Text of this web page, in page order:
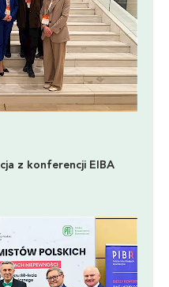
z konferencji EIBA